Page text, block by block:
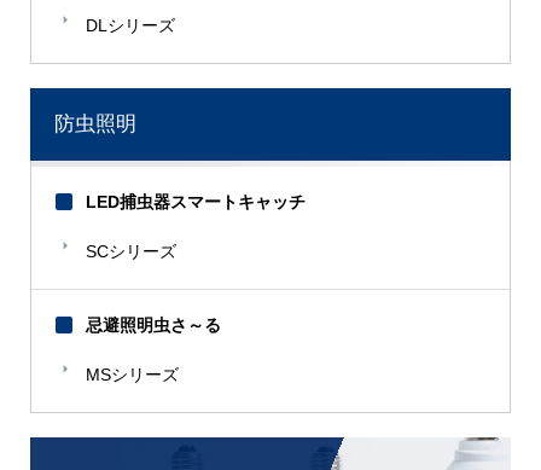
DLシリーズ
防虫照明
LED捕虫器スマートキャッチ
SCシリーズ
忌避照明虫さ～る
MSシリーズ